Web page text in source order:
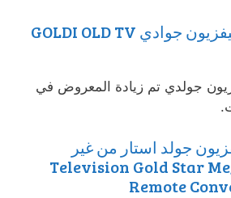
جميع ريموتات تليفزيون جوادي GOLDI OLD TV
جولدي تم زيادة المعروض في
جولد استار من غير
ريموت لريموت/Television Gold Star Me
Remote